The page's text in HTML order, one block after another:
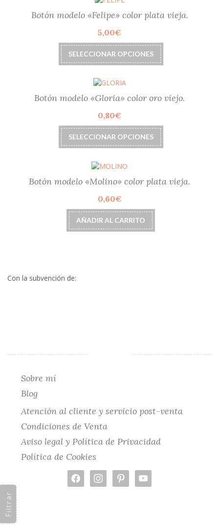
Las
opciones
pueden
elegir
en
producto
Botón modelo «Felipe» color plata vieja.
5,00€
SELECCIONAR OPCIONES
Este
producto
tiene
Las
opciones
pueden
elegir
en
producto
Botón modelo «Gloria» color oro viejo.
0,80€
SELECCIONAR OPCIONES
Este
producto
tiene
Las
opciones
Botón modelo «Molino» color plata vieja.
0,60€
AÑADIR AL CARRITO
Filtrar
Con la subvención de:
Sobre mí
Blog
Atención al cliente y servicio post-venta
Condiciones de Venta
Aviso legal y Política de Privacidad
Política de Cookies
facebookinstagrampinterestyoutube